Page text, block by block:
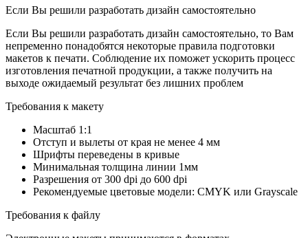
Если Вы решили разработать дизайн самостоятельно
Если Вы решили разработать дизайн самостоятельно, то Вам
непременно понадобятся некоторые правила подготовки
макетов к печати. Соблюдение их поможет ускорить процесс
изготовления печатной продукции, а также получить на
выходе ожидаемый результат без лишних проблем
Требования к макету
Масштаб 1:1
Отступ и вылеты от края не менее 4 мм
Шрифты переведены в кривые
Минимальная толщина линии 1мм
Разрешения от 300 dpi до 600 dpi
Рекомендуемые цветовые модели: CMYK или Grayscale
Требования к файлу